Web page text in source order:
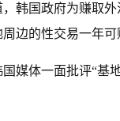
韩国政府为赚取
边的性交易一年可
国媒体一面批评“基